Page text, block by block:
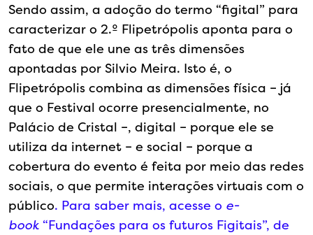
Sendo assim, a adoção do termo “figital” para
caracterizar o 2.º Flipetrópolis aponta para o
fato de que ele une as três dimensões
apontadas por Silvio Meira. Isto é, o
Flipetrópolis combina as dimensões física – já
que o Festival ocorre presencialmente, no
Palácio de Cristal –, digital – porque ele se
utiliza da internet – e social – porque a
cobertura do evento é feita por meio das redes
sociais, o que permite interações virtuais com o
público. Para saber mais, acesse o e-
book “Fundações para os futuros Figitais”, de